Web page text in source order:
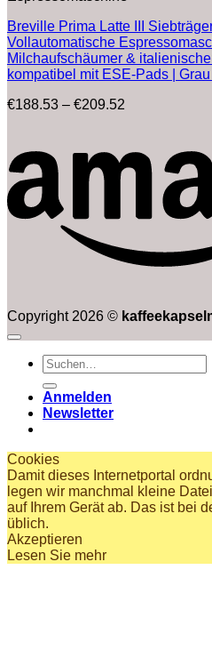
Breville Prima Latte III
Vollautomatische
Milchaufschäumer &
kompatibel mit ESE-Pads |
€188.53 – €209.52
€209.52
Copyright 2026 ©
Suchen
nach:
Anmelden
Newsletter
Cookies
Damit dieses Internetportal
legen wir manchmal kleine
auf Ihrem Gerät ab. Das ist bei
üblich.
Akzeptieren
Lesen Sie mehr